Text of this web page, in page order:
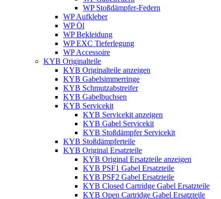
WP Stoßdämpfer-Federn
WP Aufkleber
WP Öl
WP Bekleidung
WP EXC Tieferlegung
WP Accessoire
KYB Originalteile
KYB Originalteile anzeigen
KYB Gabelsimmerringe
KYB Schmutzabstreifer
KYB Gabelbuchsen
KYB Servicekit
KYB Servicekit anzeigen
KYB Gabel Servicekit
KYB Stoßdämpfer Servicekit
KYB Stoßdämpferteile
KYB Original Ersatzteile
KYB Original Ersatzteile anzeigen
KYB PSF1 Gabel Ersatzteile
KYB PSF2 Gabel Ersatzteile
KYB Closed Cartridge Gabel Ersatzteile
KYB Open Cartridge Gabel Ersatzteile